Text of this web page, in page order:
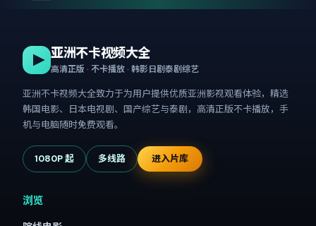
亚洲不卡视频大全
高清正版 · 不卡播放 · 韩影日剧泰剧综艺
亚洲不卡视频大全致力于为用户提供优质亚洲影视观看体验，精选
韩国电影、日本电视剧、国产综艺与泰剧，高清正版不卡播放，手
机与电脑随时免费观看。
1080P 起 多线路 进入片库
浏览